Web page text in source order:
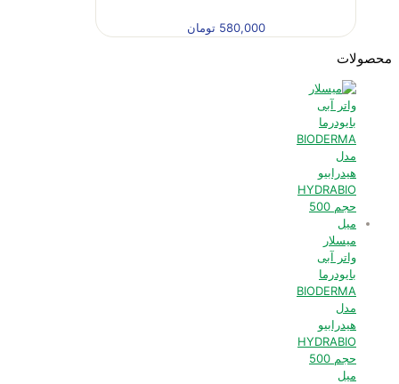
580,000 تومان
محصولات
میسلار
واتر آبی
بایودرما
BIODERMA
مدل
هیدرابیو
HYDRABIO
حجم 500
میل